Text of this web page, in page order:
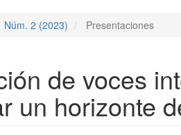
Núm. 2 (2023) Presentaciones
de voces
un horizonte